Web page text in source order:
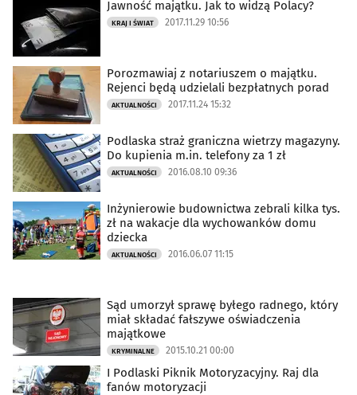
Jawność majątku. Jak to widzą Polacy?
KRAJ I ŚWIAT 2017.11.29 10:56
Porozmawiaj z notariuszem o majątku.
Rejenci będą udzielali bezpłatnych porad
AKTUALNOŚCI 2017.11.24 15:32
Podlaska straż graniczna wietrzy magazyny.
Do kupienia m.in. telefony za 1 zł
AKTUALNOŚCI 2016.08.10 09:36
Inżynierowie budownictwa zebrali kilka tys.
zł na wakacje dla wychowanków domu
dziecka
AKTUALNOŚCI 2016.06.07 11:15
Sąd umorzył sprawę byłego radnego, który
miał składać fałszywe oświadczenia
majątkowe
KRYMINALNE 2015.10.21 00:00
I Podlaski Piknik Motoryzacyjny. Raj dla
fanów motoryzacji